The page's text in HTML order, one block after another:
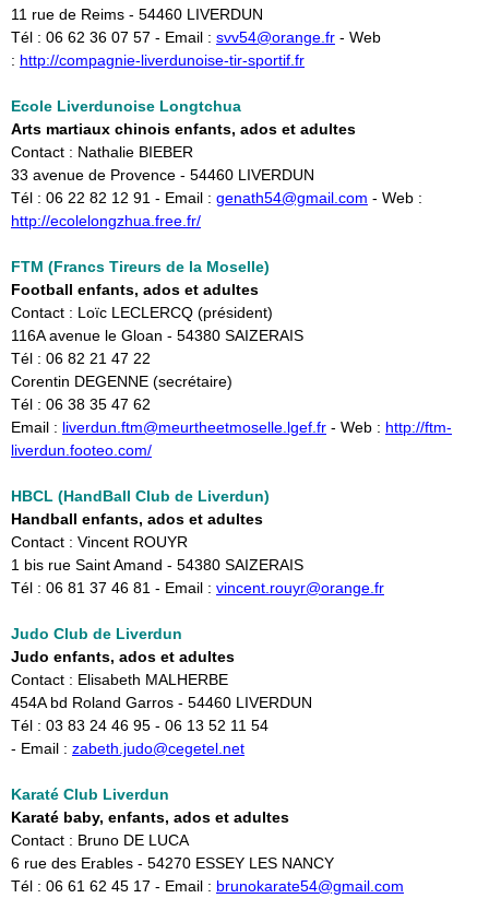
11 rue de Reims - 54460 LIVERDUN
Tél : 06 62 36 07 57 - Email : ​ svv54@orange.fr - Web
: http://compagnie-liverdunoise-tir-sportif.fr
Ecole Liverdunoise Longtchua
Arts martiaux chinois enfants, ados et adultes
Contact : Nathalie BIEBER
33 avenue de Provence - 54460 LIVERDUN
Tél : 06 22 82 12 91 - Email : genath54@gmail.com - Web : ​
http://ecolelongzhua.free.fr/
FTM (Francs Tireurs de la Moselle)
Football enfants, ados et adultes
Contact : Loïc LECLERCQ (président)
116A avenue le Gloan - 54380 SAIZERAIS
Tél : 06 82 21 47 22
Corentin DEGENNE (secrétaire)
Tél : 06 38 35 47 62
Email : liverdun.ftm@meurtheetmoselle.lgef.fr - Web : http://ftm-
liverdun.footeo.com/
HBCL (HandBall Club de Liverdun)
Handball enfants, ados et adultes
Contact : Vincent ROUYR
1 bis rue Saint Amand - 54380 SAIZERAIS
Tél : 06 81 37 46 81 - Email : vincent.rouyr@orange.fr
Judo Club de Liverdun
Judo enfants, ados et adultes
Contact : Elisabeth MALHERBE
454A bd Roland Garros - 54460 LIVERDUN
Tél : 03 83 24 46 95 - 06 13 52 11 54
- Email : zabeth.judo@cegetel.net
Karaté Club Liverdun
Karaté baby, enfants, ados et adultes
Contact : Bruno DE LUCA
6 rue des Erables - 54270 ESSEY LES NANCY
Tél : 06 61 62 45 17 - Email : brunokarate54@gmail.com